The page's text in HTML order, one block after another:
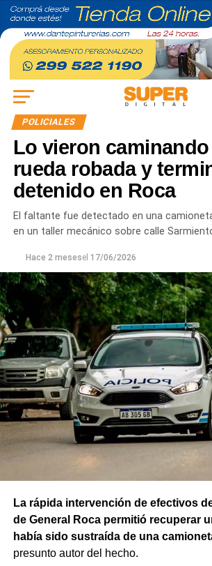
POLICIALES
Lo vieron
rueda robada y
detenido en Roca
El faltante fue detectado en una
en un taller mecánico sobre calle
Hace 2 mesesel 17/06/2026
La rápida intervención de efectivos
de General Roca permitió recuperar
había sido sustraída de una
presunto autor del hecho.